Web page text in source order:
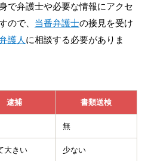
で弁護士や必要な情報にアクセ
ので、 当番弁護士の接見を受け
護人 に相談する必要がありま
逮捕 書類送検
無
大きい 少ない